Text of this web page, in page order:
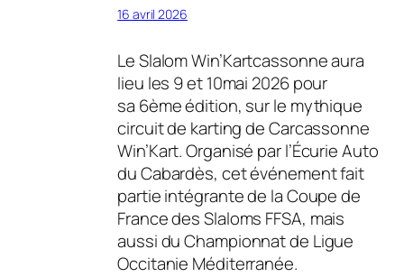
16 avril 2026
Le Slalom Win’Kartcassonne aura
lieu les 9 et 10mai 2026 pour
sa 6ème édition, sur le mythique
circuit de karting de Carcassonne
Win’Kart. Organisé par l’Écurie Auto
du Cabardès, cet événement fait
partie intégrante de la Coupe de
France des Slaloms FFSA, mais
aussi du Championnat de Ligue
Occitanie Méditerranée.